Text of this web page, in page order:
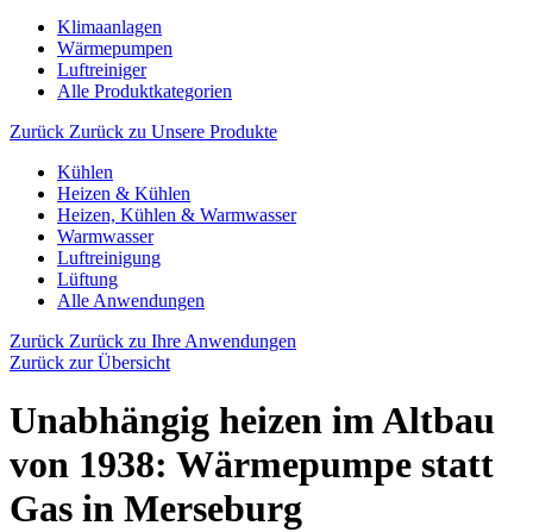
Klimaanlagen
Wärmepumpen
Luftreiniger
Alle Produktkategorien
Zurück Zurück zu Unsere Produkte
Kühlen
Heizen & Kühlen
Heizen, Kühlen & Warmwasser
Warmwasser
Luftreinigung
Lüftung
Alle Anwendungen
Zurück Zurück zu Ihre Anwendungen
Zurück zur Übersicht
Unabhängig heizen im Altbau
von 1938: Wärmepumpe statt
Gas in Merseburg